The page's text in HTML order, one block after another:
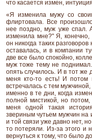
что касается измен,
«Я изменила мужу со
флиртовала. Все
нее поздно, муж уже спал.
изменила мне?" Я,
он никогда таких
оставалась, и в компании
две все было спокойно,
муж тоже тему не
опять случилось. И в тот же
меня кто-то есть! И потом
встречалась с тем
именно в те дни, когда
полной мистикой, но
меня одной такая
звериным чутьем мужчин на
и той связи уже давно нет,
то потеряли. Из-за этого и
вернуться к тому, что было